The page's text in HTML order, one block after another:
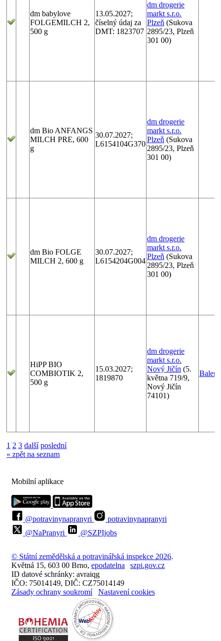
dm babylove
FOLGEMILCH 2,
500 g
13.05.2027;
číselný údaj za
DMT: 1823707
dm drogerie
markt s.r.o.
Plzeň (Sukova
2895/23, Plzeň
301 00)
dm Bio ANFANGS
MILCH PRE, 600
g
30.07.2027;
L6154104G370
dm drogerie
markt s.r.o.
Plzeň (Sukova
2895/23, Plzeň
301 00)
dm Bio FOLGE
MILCH 2, 600 g
30.07.2027;
L6154204G004
dm drogerie
markt s.r.o.
Plzeň (Sukova
2895/23, Plzeň
301 00)
HiPP BIO
COMBIOTIK 2,
500 g
15.03.2027;
1819870
dm drogerie
markt s.r.o.
Nový Jičín (5.
května 719/9,
Nový Jičín
74101)
Baleno
1 2 3 další poslední
« zpět na seznam
Mobilní aplikace
@potravinynapranyri
potravinynapranyri
@NaPranyri
@SZPIjobs
© Státní zemědělská a potravinářská inspekce 2026.
Květná 15, 603 00 Brno, epodatelna
szpi.gov.cz
ID datové schránky: avraiqg
IČO: 75014149, DIČ: CZ75014149
Zásady ochrany soukromí
Nastavení cookies